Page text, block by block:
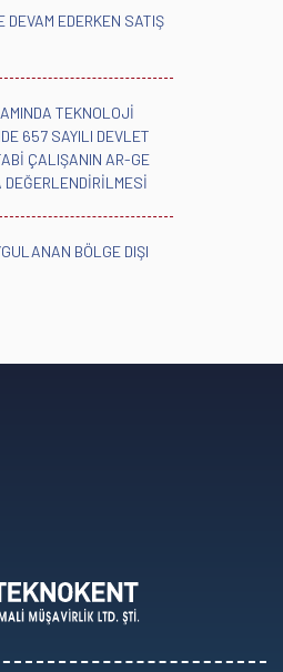
EDERKEN SATIŞ
TEKNOLOJİ
657 SAYILI DEVLET
ÇALIŞANIN AR-GE
BÖLGE DIŞI